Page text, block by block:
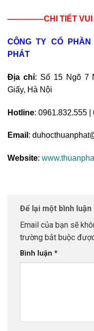
————–CHI TIẾT
CÔNG TY CỔ
PHÁT
Địa chỉ: Số 15 Ngõ 7
Giấy, Hà Nội
Hotline: 0961.832.555
Email :
Website:
Để lại một bình luận
Email của bạn sẽ
trường bắt buộc
Bình luận *